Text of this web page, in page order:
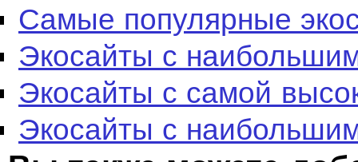
Самые популярные
Экосайты с
Экосайты с самой
Экосайты с